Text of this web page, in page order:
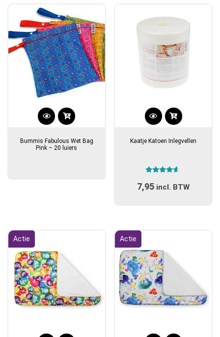
Bummis Fabulous Wet Bag
Pink – 20 luiers
Kaatje Katoen Inlegvellen
4.40
uit 5
7,95 incl. BTW
Actie Actie